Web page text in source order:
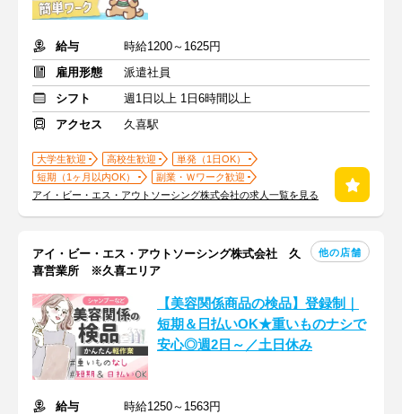
給与
時給1200～1625円
雇用形態
派遣社員
シフト
週1日以上 1日6時間以上
アクセス
久喜駅
大学生歓迎 高校生歓迎
単発（1日OK）
短期（1ヶ月以内OK）
副業・Ｗワーク歓迎
アイ・ビー・エス・アウトソーシング株式会社の求人一覧を見る
アイ・ビー・エス・アウトソーシング株式会社 久
喜営業所 ※久喜エリア
他の店舗
【美容関係商品の検品】登録制｜
短期＆日払いOK★重いものナシで
安心◎週2日～／土日休み
給与
時給1250～1563円